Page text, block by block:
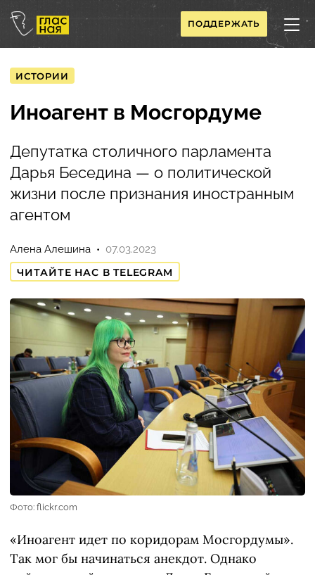
ПОДДЕРЖАТЬ
ИСТОРИИ
Иноагент в Мосгордуме
Депутатка столичного парламента
Дарья Беседина — о политической
жизни после признания иностранным
агентом
Алена Алешина
07.03.2023
ЧИТАЙТЕ НАС В TELEGRAM
Фото: flickr.com
«Иноагент идет по коридорам Мосгордумы».
Так мог бы начинаться анекдот. Однако